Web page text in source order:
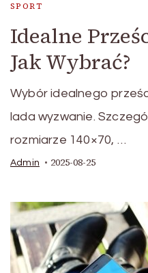
SPORT
Idealne
Jak Wybrać?
Wybór idealnego
lada wyzwanie.
rozmiarze 140×70, …
Admin 2025-08-25